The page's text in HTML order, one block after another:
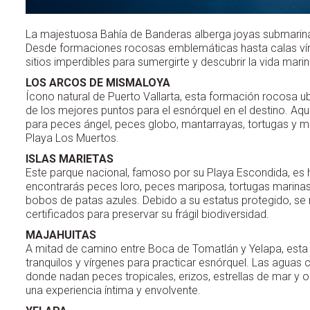
La majestuosa Bahía de Banderas alberga joyas
Desde formaciones rocosas emblemáticas hasta calas
sitios imperdibles para sumergirte y descubrir la vida
LOS ARCOS DE MISMALOYA
Ícono natural de Puerto Vallarta, esta formación rocosa
de los mejores puntos para el esnórquel en el destino.
para peces ángel, peces globo, mantarrayas, tortugas y
Playa Los Muertos.
ISLAS MARIETAS
Este parque nacional, famoso por su Playa Escondida,
encontrarás peces loro, peces mariposa, tortugas
bobos de patas azules. Debido a su estatus protegido,
certificados para preservar su frágil biodiversidad.
MAJAHUITAS
A mitad de camino entre Boca de Tomatlán y Yelapa,
tranquilos y vírgenes para practicar esnórquel. Las
donde nadan peces tropicales, erizos, estrellas de mar y
una experiencia íntima y envolvente.